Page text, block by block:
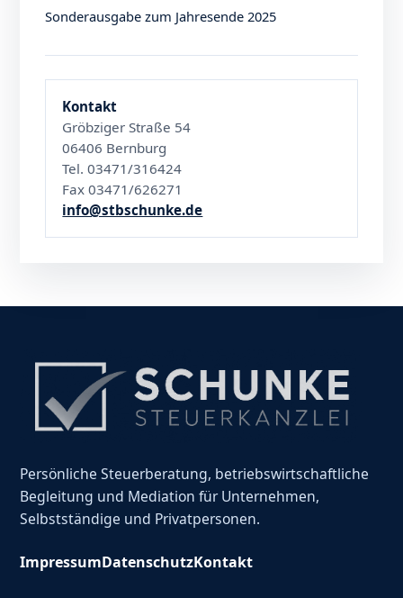
Sonderausgabe zum Jahresende 2025
Kontakt
Gröbziger Straße 54
06406 Bernburg
Tel. 03471/316424
Fax 03471/626271
info@stbschunke.de
Persönliche Steuerberatung, betriebswirtschaftliche
Begleitung und Mediation für Unternehmen,
Selbstständige und Privatpersonen.
ImpressumDatenschutzKontakt